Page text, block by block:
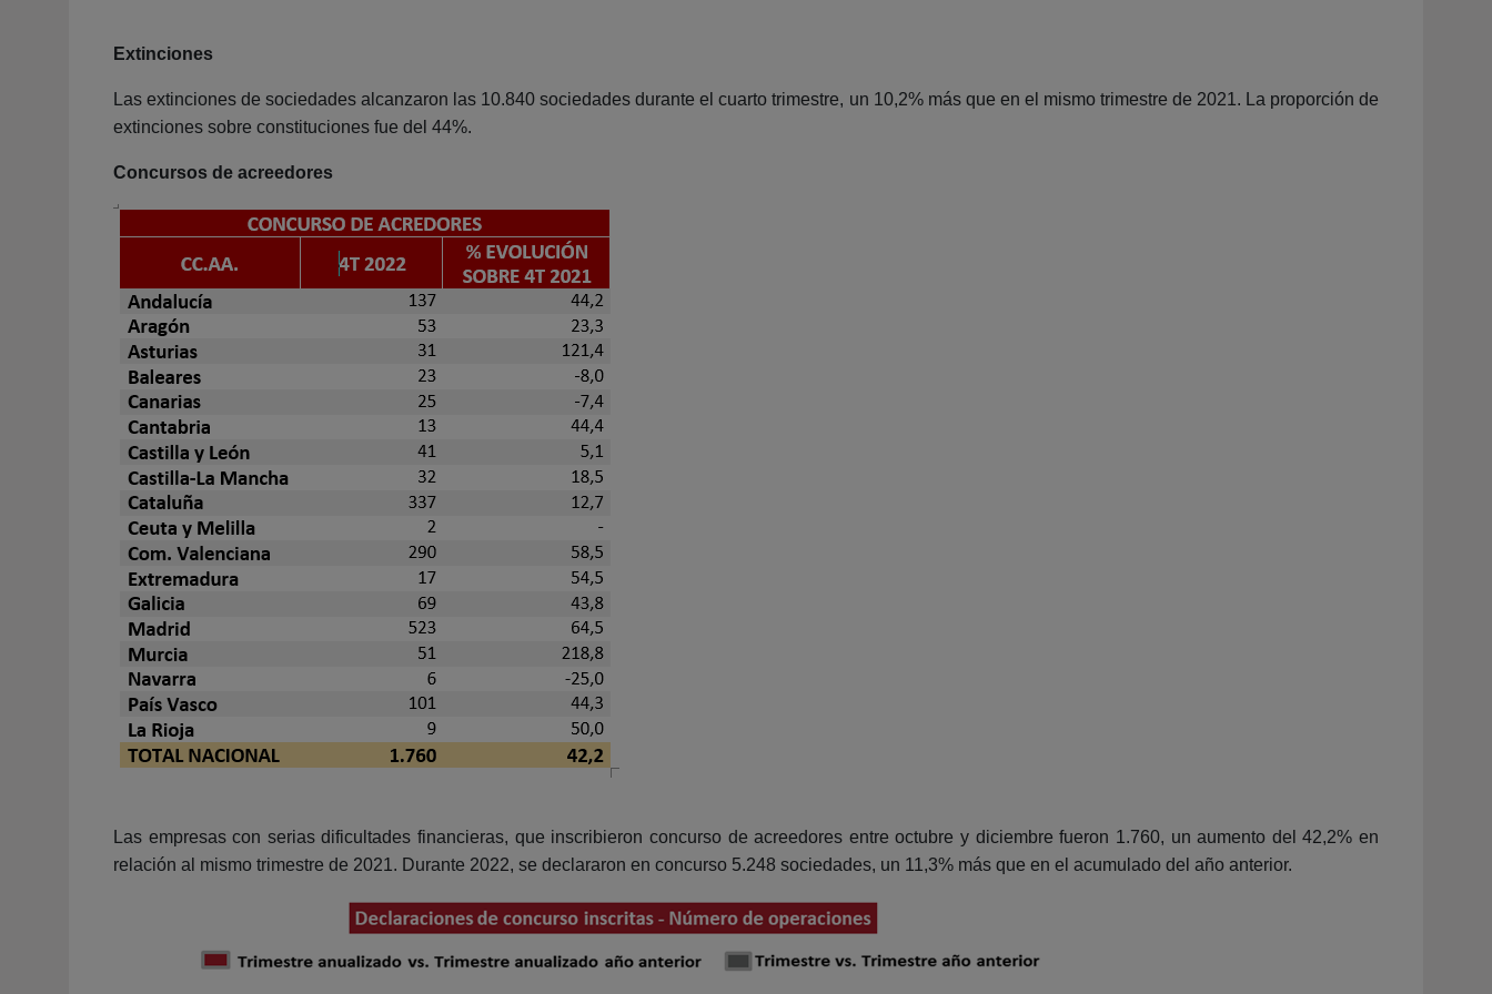
Extinciones
Las extinciones de sociedades alcanzaron las 10.840 sociedades durante el cuarto trimestre, un 10,2% más que en el mismo trimestre de 2021. La proporción de
extinciones sobre constituciones fue del 44%.
Concursos de acreedores
Las empresas con serias dificultades financieras, que inscribieron concurso de acreedores entre octubre y diciembre fueron 1.760, un aumento del 42,2% en
relación al mismo trimestre de 2021. Durante 2022, se declararon en concurso 5.248 sociedades, un 11,3% más que en el acumulado del año anterior.